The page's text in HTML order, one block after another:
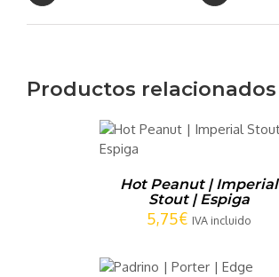
Productos relacionados
Hot Peanut | Imperial
Stout | Espiga
5,75€ IVA incluido